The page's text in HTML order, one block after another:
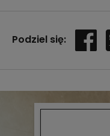
Podziel się: